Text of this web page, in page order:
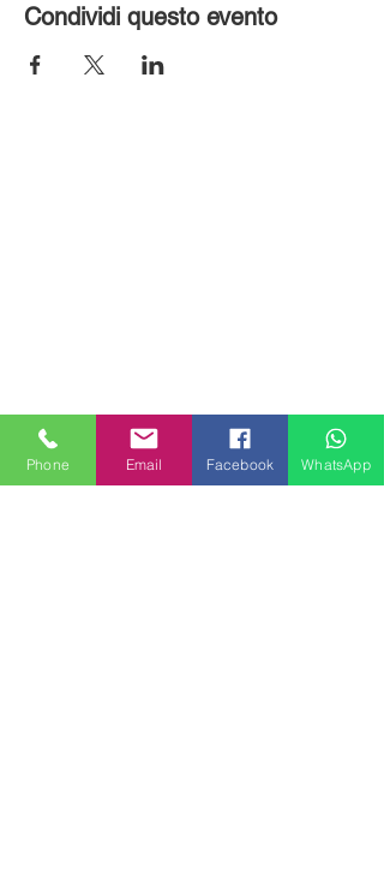
Condividi questo evento
MILANHOUSES
Phone Email Facebook WhatsApp